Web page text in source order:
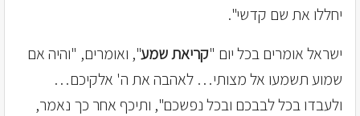
יחללו את שם קדשי".
ישראל אומרים בכל יום "קריאת שמע", ואומרים, "והיה אם
שמוע תשמעו אל מצותי… לאהבה את ה' אלקיכם…
ולעבדו בכל לבבכם ובכל נפשכם", ותיכף אחר כך נאמר,